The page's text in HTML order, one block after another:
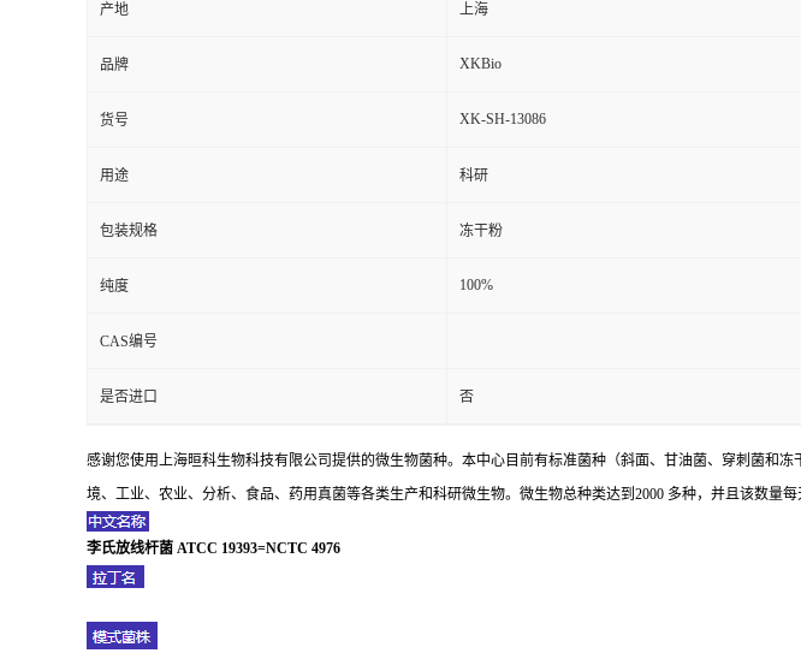
产地 上海
品牌 XKBio
货号 XK-SH-13086
用途 科研
包装规格 冻干粉
纯度 100%
CAS编号
是否进口 否
感谢您使用上海晅科生物科技有限公司提供的微生物菌种。本中心目前有标准菌种（斜面、甘油菌、穿刺菌和
境、工业、农业、分析、食品、药用真菌等各类生产和科研微生物。微生物总种类达到2000 多种，并且该数量
李氏放线杆菌 ATCC 19393=NCTC 4976